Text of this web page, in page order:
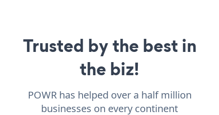
Trusted by the best in
the biz!
POWR has helped over a half million
businesses on every continent